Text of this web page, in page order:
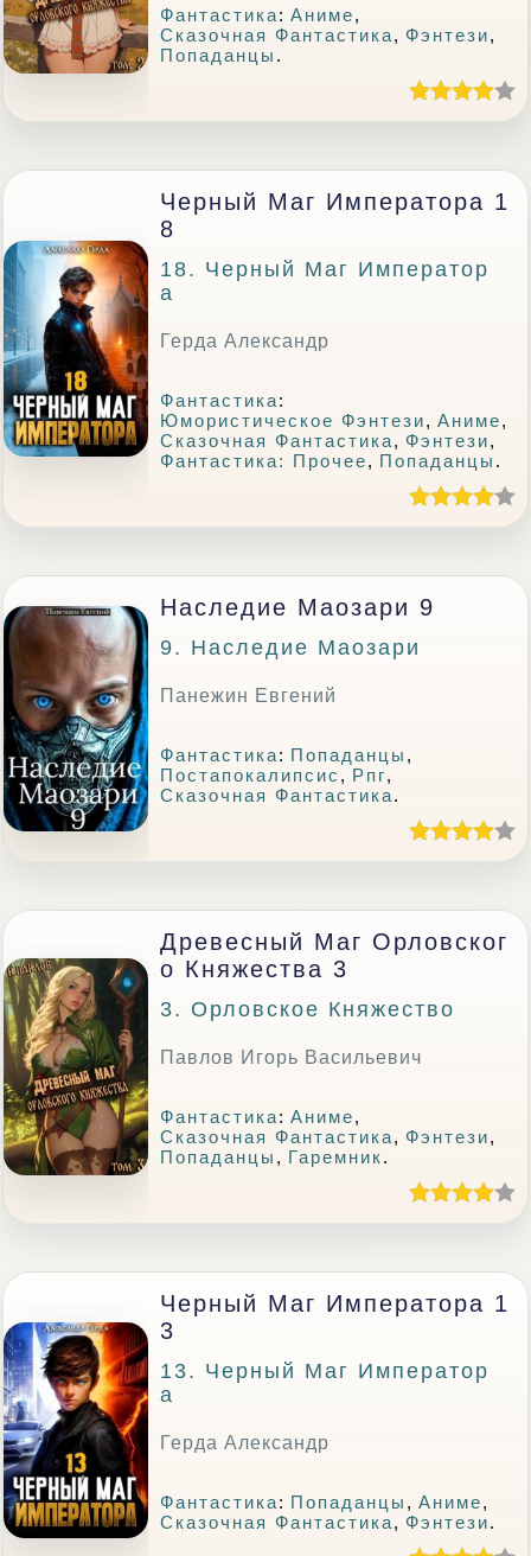
Фантастика:Аниме,
Сказочная Фантастика, Фэнтези,
Попаданцы .
Черный Маг Императора 1
8
18. Черный Маг Император
А
Герда Александр
Фантастика:
Юмористическое Фэнтези,Аниме,
Сказочная Фантастика, Фэнтези,
Фантастика: Прочее, Попаданцы .
Наследие Маозари 9
9. Наследие Маозари
Панежин Евгений
Фантастика: Попаданцы ,
Постапокалипсис , Рпг,
Сказочная Фантастика.
Древесный Маг Орловског
О Княжества 3
3. Орловское Княжество
Павлов Игорь Васильевич
Фантастика:Аниме,
Сказочная Фантастика, Фэнтези,
Попаданцы , Гаремник.
Черный Маг Императора 1
3
13. Черный Маг Император
А
Герда Александр
Фантастика: Попаданцы ,Аниме,
Сказочная Фантастика, Фэнтези.